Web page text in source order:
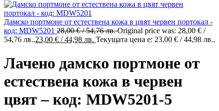
Дамско портмоне от естествена кожа в цвят червен портокал -
код: MDW5201 28,00€/ 54,76 лв.Original price was: 28,00 € /
54,76 лв..23,00 € / 44,98 лв. Текущата цена е: 23,00 € / 44,98 лв..
Лачено дамско портмоне от
естествена кожа в червен
цвят – код: MDW5201-5